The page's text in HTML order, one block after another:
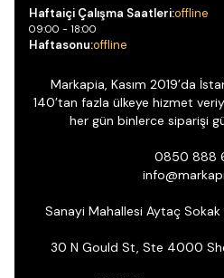
Haftaiçi Çalışma Saatleri:offline
09:00 - 18:00
Haftasonu:offline
Markapia, Kasım 2019’da
140’tan fazla ülkeye hizmet
her gün binlerce siparişi
0850 888
Sanayi Mahallesi Aytaç Sokak
30 N Gould St, Ste 4000